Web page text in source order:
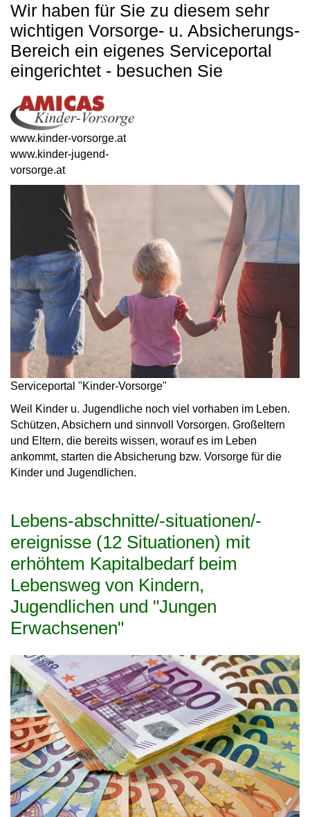
Wir haben für Sie zu diesem sehr
wichtigen Vorsorge- u. Absicherungs-
Bereich ein eigenes Serviceportal
eingerichtet - besuchen Sie
www.kinder-vorsorge.at
www.kinder-jugend-
vorsorge.at
Serviceportal "Kinder-Vorsorge"
Weil Kinder u. Jugendliche noch viel vorhaben im Leben.
Schützen, Absichern und sinnvoll Vorsorgen. Großeltern
und Eltern, die bereits wissen, worauf es im Leben
ankommt, starten die Absicherung bzw. Vorsorge für die
Kinder und Jugendlichen.
Lebens-abschnitte/-situationen/-
ereignisse (12 Situationen) mit
erhöhtem Kapitalbedarf beim
Lebensweg von Kindern,
Jugendlichen und "Jungen
Erwachsenen"